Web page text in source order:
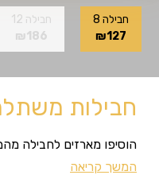
חבילה 8
₪127
חבילה 12
₪186
חבילות
הוסיפו מארזים לחבילה
המשך קריאה